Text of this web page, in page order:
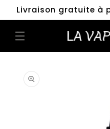
passer
au
contenu
Livraison gratuite à
informations
produits